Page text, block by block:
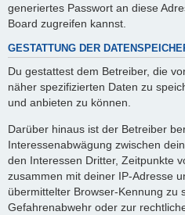
generiertes Passwort an diese
Board zugreifen kannst.
GESTATTUNG DER
Du gestattest dem Betreiber, die
näher spezifizierten Daten zu
und anbieten zu können.
Darüber hinaus ist der Betreiber
Interessenabwägung zwischen
den Interessen Dritter, Zeitpunkte
zusammen mit deiner IP-Adresse
übermittelter Browser-Kennung zu
Gefahrenabwehr oder zur